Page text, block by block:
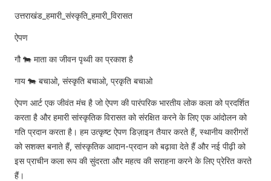
उत्तराखंड_हमारी_संस्कृति_हमारी_विरासत
ऐपण
गौ 🐄 माता का जीवन पृथ्वी का प्रकाश है
गाय 🐄 बचाओ, संस्कृति बचाओ, प्रकृति बचाओ
ऐपण आर्ट एक जीवंत मंच है जो ऐपण की पारंपरिक भारतीय लोक कला को प्रदर्शित
करता है और हमारी सांस्कृतिक विरासत को संरक्षित करने के लिए एक आंदोलन को
गति प्रदान करता है। हम उत्कृष्ट ऐपण डिज़ाइन तैयार करते हैं, स्थानीय कारीगरों
को सशक्त बनाते हैं, सांस्कृतिक आदान-प्रदान को बढ़ावा देते हैं और नई पीढ़ी को
इस प्राचीन कला रूप की सुंदरता और महत्व की सराहना करने के लिए प्रेरित करते
हैं।